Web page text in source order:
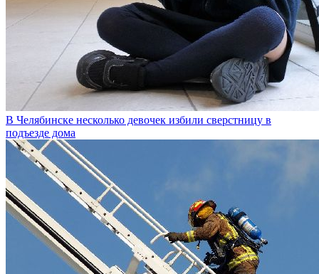
В Челябинске несколько девочек избили сверстницу в
подъезде дома